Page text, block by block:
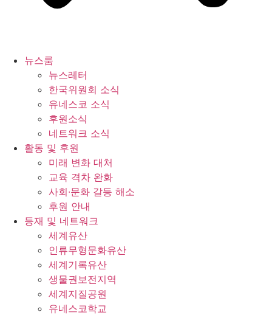
뉴스룸
뉴스레터
한국위원회 소식
유네스코 소식
후원소식
네트워크 소식
활동 및 후원
미래 변화 대처
교육 격차 완화
사회∙문화 갈등 해소
후원 안내
등재 및 네트워크
세계유산
인류무형문화유산
세계기록유산
생물권보전지역
세계지질공원
유네스코학교